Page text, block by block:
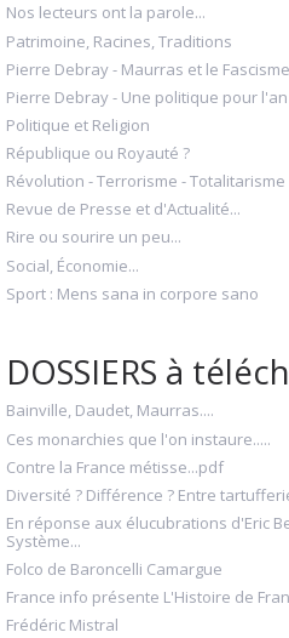
Nos lecteurs ont la parole...
Patrimoine, Racines, Traditions
Pierre Debray - Maurras et le Fascisme
Pierre Debray - Une politique pour l'an
Politique et Religion
République ou Royauté ?
Révolution - Terrorisme - Totalitarisme
Revue de Presse et d'Actualité...
Rire ou sourire un peu...
Social, Économie...
Sport : Mens sana in corpore sano
DOSSIERS à
Bainville, Daudet, Maurras....
Ces monarchies que l'on instaure.....
Contre la France métisse...pdf
Diversité ? Différence ? Entre
En réponse aux élucubrations d'Eric
Système...
Folco de Baroncelli Camargue
France info présente L'Histoire de
Frédéric Mistral